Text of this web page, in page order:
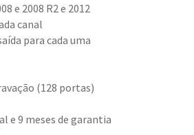
e 2008 R2 e 2012
canal
para cada uma
(128 portas)
e 9 meses de garantia